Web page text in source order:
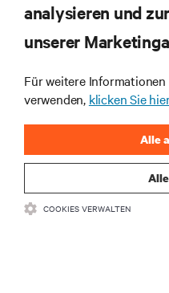
Themen der Branche,
und
Rechenzentrums-
JETZT
analysieren und
unserer
Für weitere
verwenden, klicken Sie
Alle
COOKIES VERWALTEN